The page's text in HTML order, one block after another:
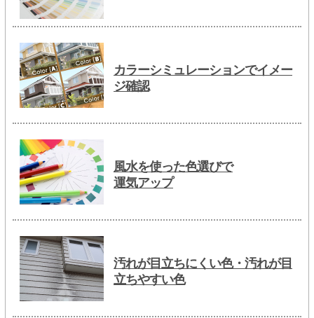
カラーシミュレーションでイメー
ジ確認
風水を使った色選びで
運気アップ
汚れが目立ちにくい色・汚れが目
立ちやすい色